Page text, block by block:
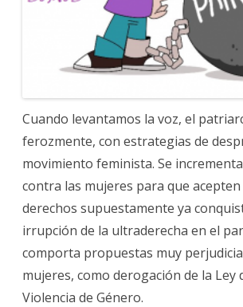
Cuando levantamos la voz, el
ferozmente, con estrategias de
movimiento feminista. Se
contra las mujeres para que
derechos supuestamente ya
irrupción de la ultraderecha en el
comporta propuestas muy
mujeres, como derogación de la Ley
Violencia de Género.